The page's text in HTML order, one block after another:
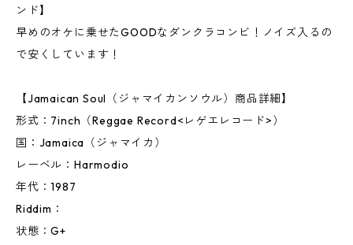
ンド】
早めのオケに乗せたGOODなダンクラコンビ！ノイズ入るの
で安くしています！
【Jamaican Soul（ジャマイカンソウル）商品詳細】
形式：7inch（Reggae Record<レゲエレコード>）
国：Jamaica（ジャマイカ）
レーベル：Harmodio
年代：1987
Riddim：
状態：G+